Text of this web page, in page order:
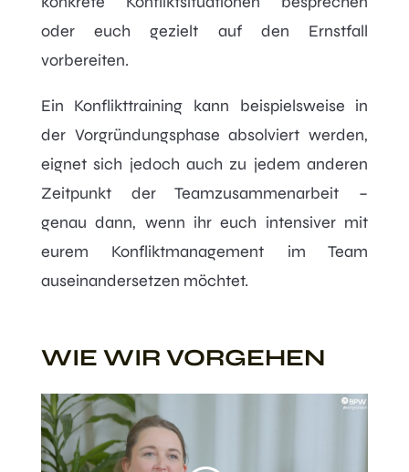
oder euch gezielt auf den Ernstfall
vorbereiten.
Ein Konflikttraining kann beispielsweise in
der Vorgründungsphase absolviert werden,
eignet sich jedoch auch zu jedem anderen
Zeitpunkt der Teamzusammenarbeit –
genau dann, wenn ihr euch intensiver mit
eurem Konfliktmanagement im Team
auseinandersetzen möchtet.
WIE WIR VORGEHEN